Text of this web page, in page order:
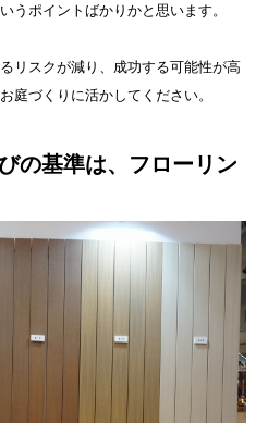
うポイントばかりかと思います。
リスクが減り、成功する可能性が高
庭づくりに活かしてください。
の基準は、フローリン